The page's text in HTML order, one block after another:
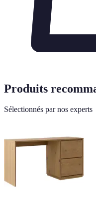
Produits
Sélectionnés par nos experts